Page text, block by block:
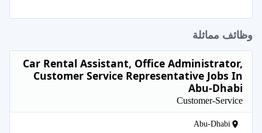
وظائف مماثلة
Car Rental Assistant, Office Administrator,
Customer Service Representative Jobs In
Abu-Dhabi
Customer-Service
Abu-Dhabi